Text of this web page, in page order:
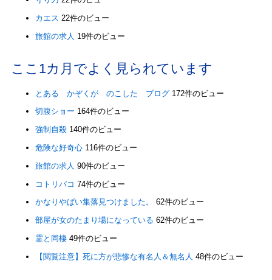
カエス 22件のビュー
旅館の求人 19件のビュー
ここ1カ月でよく見られています
とある かぞくが のこした ブログ 172件のビュー
切腹ショー 164件のビュー
強制自殺 140件のビュー
危険な好奇心 116件のビュー
旅館の求人 90件のビュー
コトリバコ 74件のビュー
かなりやばい集落見つけました。
62件のビュー
部屋が女のたまり場になっている 62件のビュー
霊と同棲 49件のビュー
【閲覧注意】死に方が悲惨な有名人＆無名人 48件のビュー